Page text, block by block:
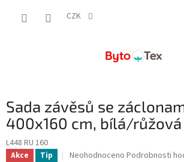
CZK
Sada závěsů se
400x160 cm, bílá/růžová
L448 RU 160
Akce Tip
Průměrné
Neohodnoceno Podrobnosti